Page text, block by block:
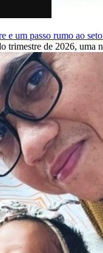
e um passo rumo ao
trimestre de 2026,